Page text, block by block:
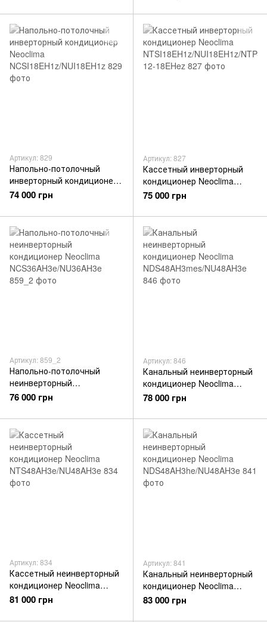
Артикул: 829
Напольно-потолочный
инверторный кондиционер
Neoclima
74 000 грн
Артикул: 827
Кассетный инверторный
кондиционер Neoclima
NTSI18EH1z/NUI18EH1z/NTP
75 000 грн
Артикул: 859_2
Напольно-потолочный
неинверторный
кондиционер Neoclima
76 000 грн
Артикул: 846
Канальный неинверторный
кондиционер Neoclima
NDS48AH3mes/NU48AH3e
78 000 грн
Артикул: 834
Кассетный неинверторный
кондиционер Neoclima
NTS48AH3e/NU48AH3e
81 000 грн
Артикул: 841
Канальный неинверторный
кондиционер Neoclima
NDS48AH3he/NU48AH3e
83 000 грн